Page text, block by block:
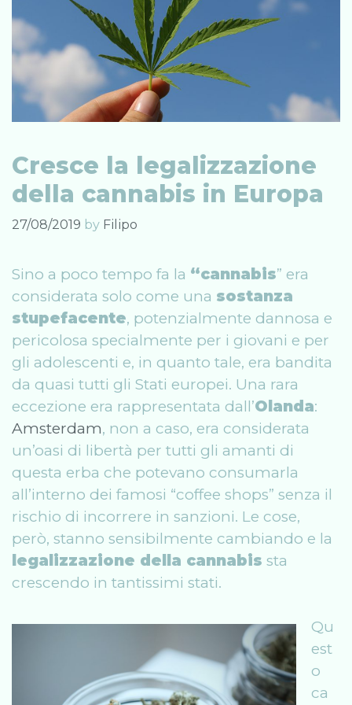
Cresce la legalizzazione
della cannabis in Europa
27/08/2019 by Filipo
Sino a poco tempo fa la “cannabis” era
considerata solo come una sostanza
stupefacente, potenzialmente dannosa e
pericolosa specialmente per i giovani e per
gli adolescenti e, in quanto tale, era bandita
da quasi tutti gli Stati europei. Una rara
eccezione era rappresentata dall’Olanda:
Amsterdam, non a caso, era considerata
un’oasi di libertà per tutti gli amanti di
questa erba che potevano consumarla
all’interno dei famosi “coffee shops” senza il
rischio di incorrere in sanzioni. Le cose,
però, stanno sensibilmente cambiando e la
legalizzazione della cannabis sta
crescendo in tantissimi stati.
Qu
est
o
ca